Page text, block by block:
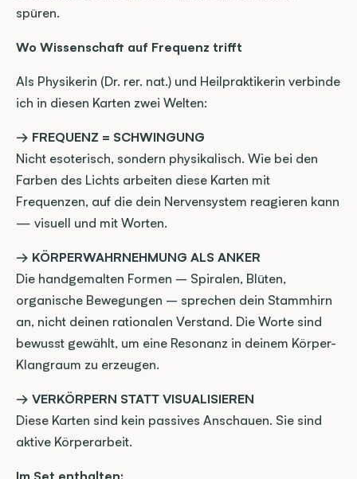
spüren.
Wo Wissenschaft auf Frequenz trifft
Als Physikerin (Dr. rer. nat.) und Heilpraktikerin verbinde
ich in diesen Karten zwei Welten:
→ FREQUENZ = SCHWINGUNG
Nicht esoterisch, sondern physikalisch. Wie bei den
Farben des Lichts arbeiten diese Karten mit
Frequenzen, auf die dein Nervensystem reagieren kann
— visuell und mit Worten.
→ KÖRPERWAHRNEHMUNG ALS ANKER
Die handgemalten Formen – Spiralen, Blüten,
organische Bewegungen – sprechen dein Stammhirn
an, nicht deinen rationalen Verstand. Die Worte sind
bewusst gewählt, um eine Resonanz in deinem Körper-
Klangraum zu erzeugen.
→ VERKÖRPERN STATT VISUALISIEREN
Diese Karten sind kein passives Anschauen. Sie sind
aktive Körperarbeit.
Im Set enthalten: